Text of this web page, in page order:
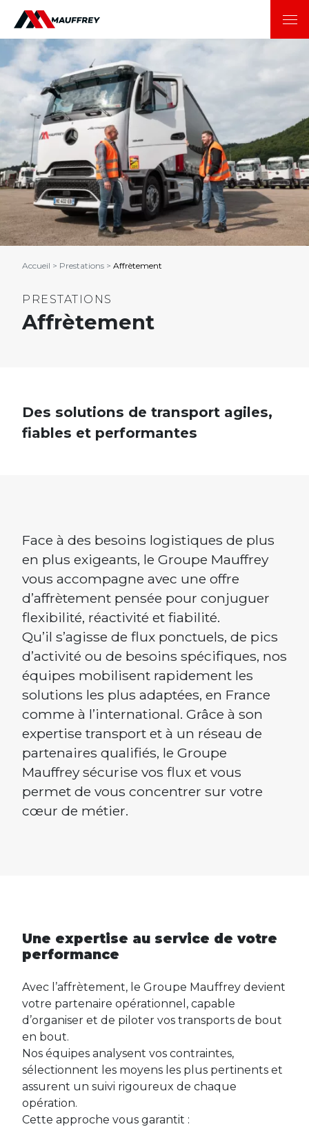
Accueil > Prestations > Affrètement
PRESTATIONS
Affrètement
Des solutions de transport agiles,
fiables et performantes
Face à des besoins logistiques de plus
en plus exigeants, le Groupe Mauffrey
vous accompagne avec une offre
d’affrètement pensée pour conjuguer
flexibilité, réactivité et fiabilité.
Qu’il s’agisse de flux ponctuels, de pics
d’activité ou de besoins spécifiques, nos
équipes mobilisent rapidement les
solutions les plus adaptées, en France
comme à l’international. Grâce à son
expertise transport et à un réseau de
partenaires qualifiés, le Groupe
Mauffrey sécurise vos flux et vous
permet de vous concentrer sur votre
cœur de métier.
Une expertise au service de votre
performance
Avec l’affrètement, le Groupe Mauffrey devient
votre partenaire opérationnel, capable
d’organiser et de piloter vos transports de bout
en bout.
Nos équipes analysent vos contraintes,
sélectionnent les moyens les plus pertinents et
assurent un suivi rigoureux de chaque
opération.
Cette approche vous garantit :